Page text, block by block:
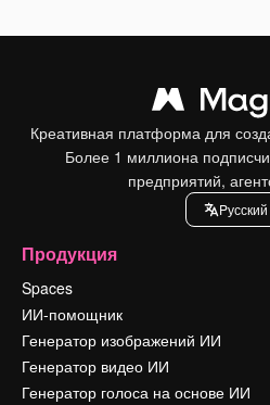
Креативная платформа для
Более 1 миллиона
предприятий,
Pусский
Продукция
Spaces
ИИ-помощник
Генератор изображений ИИ
Генератор видео ИИ
Генератор голоса на основе ИИ